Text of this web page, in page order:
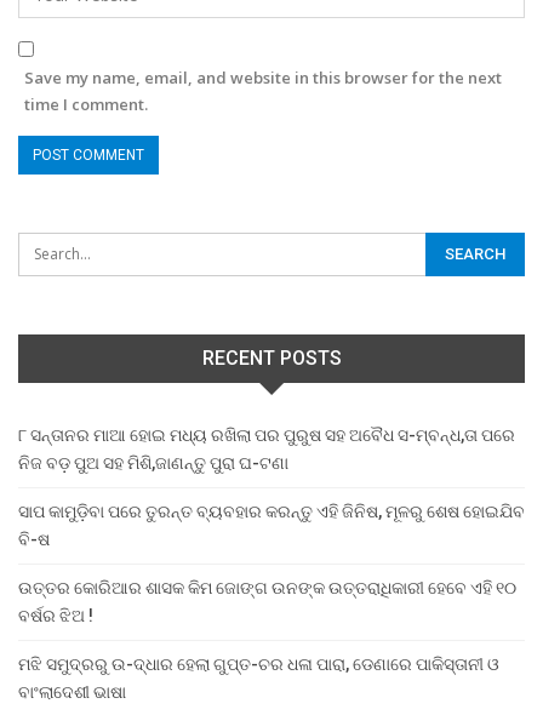
Save my name, email, and website in this browser for the next
time I comment.
RECENT POSTS
୮ ସନ୍ତାନର ମାଆ ହୋଇ ମଧ୍ୟ ରଖିଲା ପର ପୁରୁଷ ସହ ଅବୈଧ ସ-ମ୍ବନ୍ଧ,ତା ପରେ
ନିଜ ବଡ଼ ପୁଅ ସହ ମିଶି,ଜାଣନ୍ତୁ ପୁରା ଘ-ଟଣା
ସାପ କାମୁଡ଼ିବା ପରେ ତୁରନ୍ତ ବ୍ୟବହାର କରନ୍ତୁ ଏହି ଜିନିଷ, ମୂଳରୁ ଶେଷ ହୋଇଯିବ
ବି-ଷ
ଉତ୍ତର କୋରିଆର ଶାସକ କିମ ଜୋଙ୍ଗ ଉନଙ୍କ ଉତ୍ତରାଧିକାରୀ ହେବେ ଏହି ୧୦
ବର୍ଷର ଝିଅ !
ମଝି ସମୁଦ୍ରରୁ ଉ-ଦ୍ଧାର ହେଲା ଗୁପ୍ତ-ଚର ଧଳା ପାରା, ଡେଣାରେ ପାକିସ୍ତାନୀ ଓ
ବାଂଲାଦେଶୀ ଭାଷା